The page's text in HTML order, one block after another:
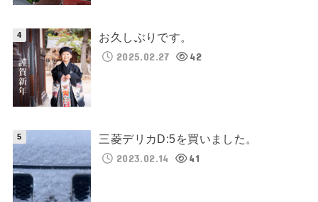
お久しぶりです。
2025.02.27
42
三菱デリカD:5を買いました。
2023.02.14
41